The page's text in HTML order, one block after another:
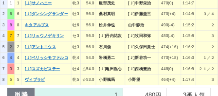
1 1 1 [Ｊ]サノハニー 牝3 54.0 服部茂史 [Ｊ]中野栄治 470(0) 1:14:7
2 6 6 [Ｊ]ダンシングサンダー 牡3 56.0 桑村真明 [Ｊ]伊藤圭三 470(+4) 1:14:8 ３／４
3 8 8 キタアルプス 牡6 56.0 松井伸也 山中静治 490(-4) 1:15:2 ２
4 7 7 [Ｊ]リュウノゲキリン セ3 56.0 [Ｊ]丹内祐次 [Ｊ]牧田和弥 480(-4) 1:15:8 ３
5 2 2 [Ｊ]アントニウス 牡3 56.0 石川倭 [Ｊ]久保田貴士 474(+16) 1:16:2 ２
6 4 4 [Ｊ]ベリッシモファルコ 牝4 54.0 岩橋勇二 [Ｊ]新谷功一 470(+18) 1:16:3 １／２
7 3 3 [Ｊ]スズカビステー 牡4 △54.0 [Ｊ]亀田温心 [Ｊ]西橋豊治 448(0) 1:16:8 ２１／２
8 5 5 ヴィブラビ 牝5 ☆53.0 小野楓馬 小野望 464(+4) 1:17:4 ３